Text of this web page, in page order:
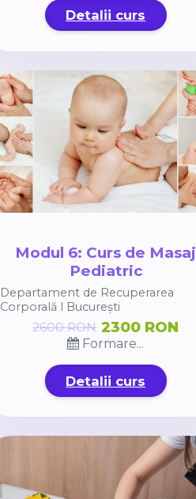
Detalii curs
Modul 6: Curs de Masaj
Pediatric
Departament de Recuperarea
Corporală l București
Formare...
2600 RON 2300 RON
Detalii curs